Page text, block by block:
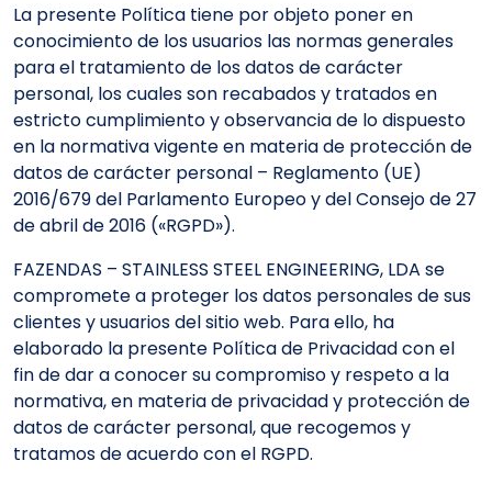
La presente Política tiene por objeto poner en
conocimiento de los usuarios las normas generales
para el tratamiento de los datos de carácter
personal, los cuales son recabados y tratados en
estricto cumplimiento y observancia de lo dispuesto
en la normativa vigente en materia de protección de
datos de carácter personal – Reglamento (UE)
2016/679 del Parlamento Europeo y del Consejo de 27
de abril de 2016 («RGPD»).
FAZENDAS – STAINLESS STEEL ENGINEERING, LDA se
compromete a proteger los datos personales de sus
clientes y usuarios del sitio web. Para ello, ha
elaborado la presente Política de Privacidad con el
fin de dar a conocer su compromiso y respeto a la
normativa, en materia de privacidad y protección de
datos de carácter personal, que recogemos y
tratamos de acuerdo con el RGPD.